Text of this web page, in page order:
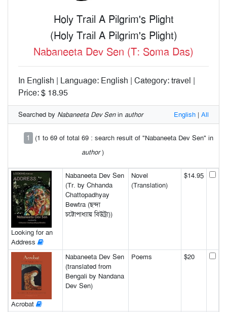
Holy Trail A Pilgrim's Plight
(Holy Trail A Pilgrim's Plight)
Nabaneeta Dev Sen (T: Soma Das)
In English | Language: English | Category: travel |
Price: $ 18.95
Searched by Nabaneeta Dev Senin author English | All
1
(1 to 69 of total 69 : search result of "Nabaneeta Dev Sen" in
author)
Looking for an
Address
Nabaneeta Dev Sen
(Tr. by Chhanda
Chattopadhyay
Bewtra (ছন্দা
চট্টোপাধ্যায় বিউট্রা))
Novel
(Translation)
$14.95
Acrobat
Nabaneeta Dev Sen
(translated from
Bengali by Nandana
Dev Sen)
Poems $20